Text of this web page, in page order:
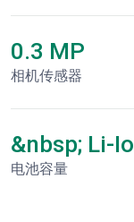
0.3 MP
相机传感器
&nbsp; Li-
电池容量